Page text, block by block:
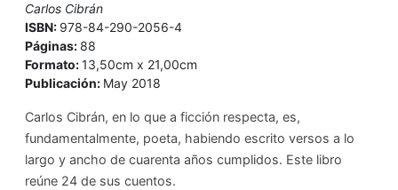
Carlos Cibrán
ISBN: 978-84-290-2056-4
Páginas: 88
Formato:13,50cm x 21,00cm
Publicación: May 2018
Carlos Cibrán, en lo que a ficción respecta, es,
fundamentalmente, poeta, habiendo escrito versos a lo
largo y ancho de cuarenta años cumplidos. Este libro
reúne 24 de sus cuentos.